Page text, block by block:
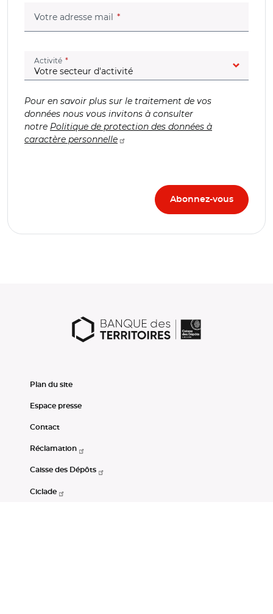
Votre adresse mail (champ obligatoire)
Activité (champ obligatoire)
Pour en savoir plus sur le traitement de vos
données nous vous invitons à consulter
notre Politique de protection des données à
caractère personnelle
Plan du site
Espace presse
Contact
Réclamation
Caisse des Dépôts
Ciclade